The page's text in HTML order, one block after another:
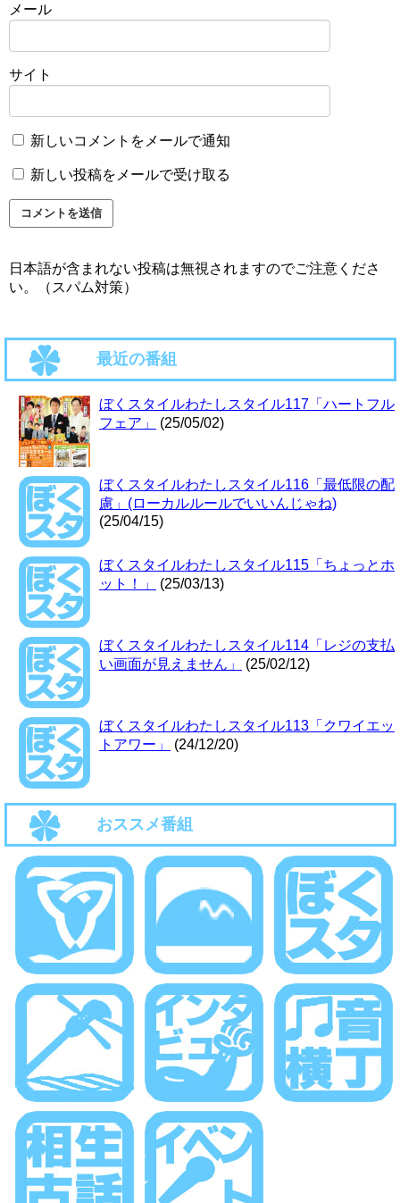
メール
サイト
新しいコメントをメールで通知
新しい投稿をメールで受け取る
日本語が含まれない投稿は無視されますのでご注意くださ
い。（スパム対策）
最近の番組
ぼくスタイルわたしスタイル117「ハートフル
フェア」
(25/05/02)
ぼくスタイルわたしスタイル116「最低限の配
慮」(ローカルルールでいいんじゃね)
(25/04/15)
ぼくスタイルわたしスタイル115「ちょっとホ
ット！」
(25/03/13)
ぼくスタイルわたしスタイル114「レジの支払
い画面が見えません」
(25/02/12)
ぼくスタイルわたしスタイル113「クワイエッ
トアワー」
(24/12/20)
おススメ番組